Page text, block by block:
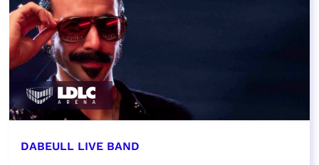
DABEULL LIVE BAND